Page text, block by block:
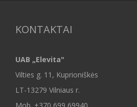
KONTAKTAI
UAB „Elevita"
Vilties g. 11, Kuprioniškės
LT-13279 Vilniaus r.